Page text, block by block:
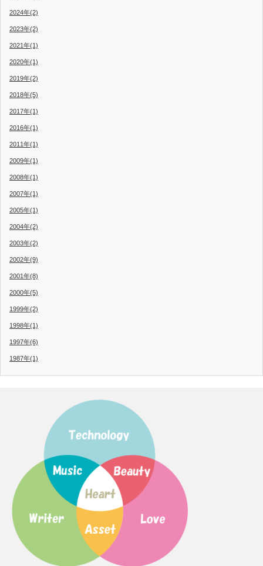
2024年(2)
2023年(2)
2021年(1)
2020年(1)
2019年(2)
2018年(5)
2017年(1)
2016年(1)
2011年(1)
2009年(1)
2008年(1)
2007年(1)
2005年(1)
2004年(2)
2003年(2)
2002年(9)
2001年(8)
2000年(5)
1999年(2)
1998年(1)
1997年(6)
1987年(1)